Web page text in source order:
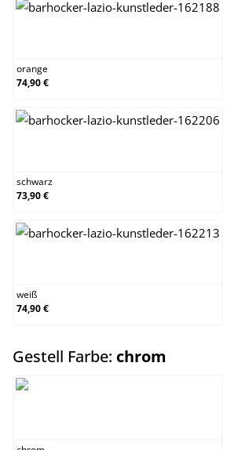
orange
74,90 €
schwarz
73,90 €
weiß
74,90 €
Gestell Farbe: chrom